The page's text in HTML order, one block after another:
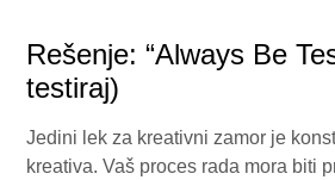
Rešenje: “Always Be
testiraj)
Jedini lek za kreativni zamor je
kreativa. Vaš proces rada mora biti